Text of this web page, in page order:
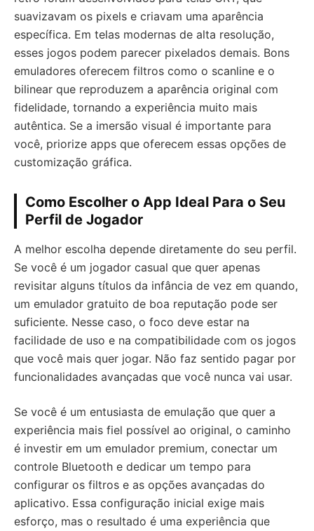
suavizavam os pixels e criavam uma aparência
específica. Em telas modernas de alta resolução,
esses jogos podem parecer pixelados demais. Bons
emuladores oferecem filtros como o scanline e o
bilinear que reproduzem a aparência original com
fidelidade, tornando a experiência muito mais
autêntica. Se a imersão visual é importante para
você, priorize apps que oferecem essas opções de
customização gráfica.
Como Escolher o App Ideal Para o Seu
Perfil de Jogador
A melhor escolha depende diretamente do seu perfil.
Se você é um jogador casual que quer apenas
revisitar alguns títulos da infância de vez em quando,
um emulador gratuito de boa reputação pode ser
suficiente. Nesse caso, o foco deve estar na
facilidade de uso e na compatibilidade com os jogos
que você mais quer jogar. Não faz sentido pagar por
funcionalidades avançadas que você nunca vai usar.
Se você é um entusiasta de emulação que quer a
experiência mais fiel possível ao original, o caminho
é investir em um emulador premium, conectar um
controle Bluetooth e dedicar um tempo para
configurar os filtros e as opções avançadas do
aplicativo. Essa configuração inicial exige mais
esforço, mas o resultado é uma experiência que